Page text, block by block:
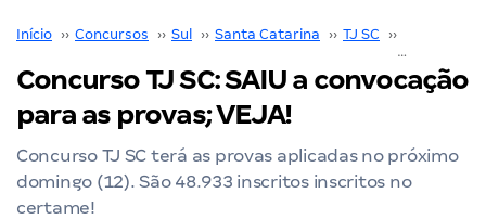
Início ›› Concursos ›› Sul ›› Santa Catarina ›› TJ SC ››
Concurso TJ SC: SAIU a convocação
para as provas; VEJA!
Concurso TJ SC terá as provas aplicadas no próximo
domingo (12). São 48.933 inscritos inscritos no
certame!